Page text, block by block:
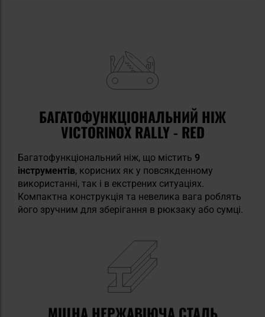
БАГАТОФУНКЦІОНАЛЬНИЙ НІЖ
VICTORINOX RALLY - RED
Багатофункціональний ніж, що містить 9
інструментів, корисних як у повсякденному
використанні, так і в екстрених ситуаціях.
Компактна конструкція та невелика вага роблять
його зручним для зберігання в рюкзаку або сумці.